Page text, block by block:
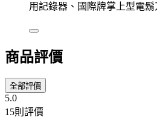
用記錄器、國際牌掌上型電
商品評價
全部評價
5.0
15則評價